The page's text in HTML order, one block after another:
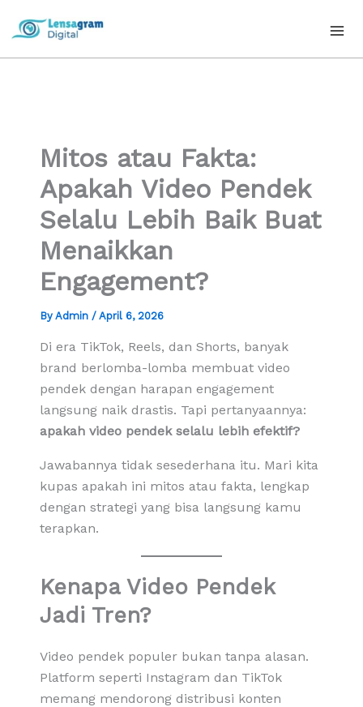
Mitos atau Fakta:
Apakah Video Pendek
Selalu Lebih Baik Buat
Menaikkan
Engagement?
By Admin / April 6, 2026
Di era TikTok, Reels, dan Shorts, banyak
brand berlomba-lomba membuat video
pendek dengan harapan engagement
langsung naik drastis. Tapi pertanyaannya:
apakah video pendek selalu lebih efektif?
Jawabannya tidak sesederhana itu. Mari kita
kupas apakah ini mitos atau fakta, lengkap
dengan strategi yang bisa langsung kamu
terapkan.
Kenapa Video Pendek
Jadi Tren?
Video pendek populer bukan tanpa alasan.
Platform seperti Instagram dan TikTok
memang mendorong distribusi konten